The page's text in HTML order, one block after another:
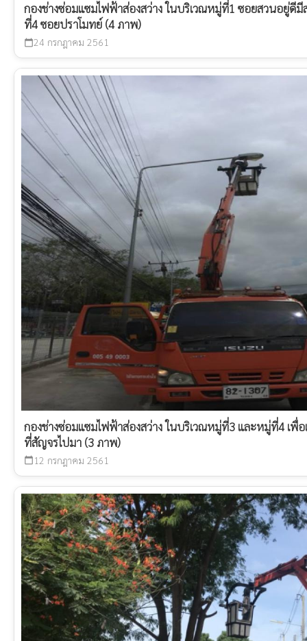
กองช่างซ่อมแซมไฟฟ้าส่องสว่าง ในบริเวณหมู่ที่1 ซอยสวนอยู่ดี
ที่4 ซอยปราโมทย์ (4 ภาพ)
calendar_today24 กรกฎาคม 2561
กองช่างซ่อมแซมไฟฟ้าส่องสว่าง ในบริเวณหมู่ที่3 และหมู่ที่4 เพื่
ที่สัญจรไปมา (3 ภาพ)
calendar_today 12 กรกฎาคม 2561